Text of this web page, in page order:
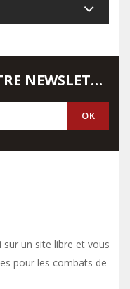
INSCRIVEZ-VOUS À NOTRE NEWSLETTER
un site libre et vous y
pour les combats de